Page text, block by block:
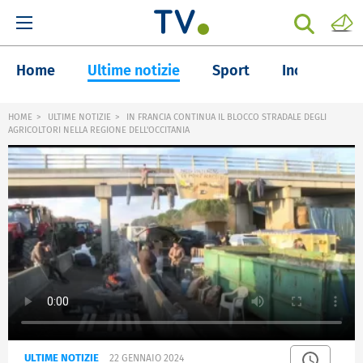
Home Ultime notizie Sport Inchieste
HOME ULTIME NOTIZIE
IN FRANCIA CONTINUA IL BLOCCO STRADALE DEGLI
AGRICOLTORI NELLA REGIONE DELL'OCCITANIA
ULTIME NOTIZIE 22 GENNAIO 2024